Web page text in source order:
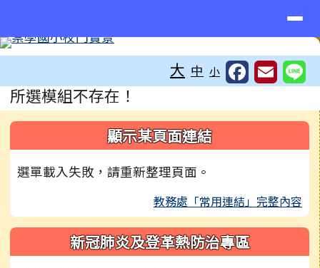
大 中 小
主內容區域
所選模組不存在！
左邊區域內容顯示某頁面連結
選單載入失敗，請重新整理頁面。
教務處「常用連結」完整內容
新冠肺炎及登革熱防治專區
頁尾區域